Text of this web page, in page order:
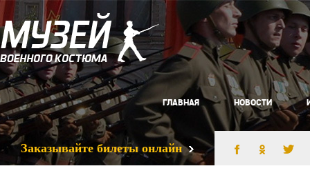
ГЛАВНАЯ НОВОСТИ
Заказывайте билеты онлайн